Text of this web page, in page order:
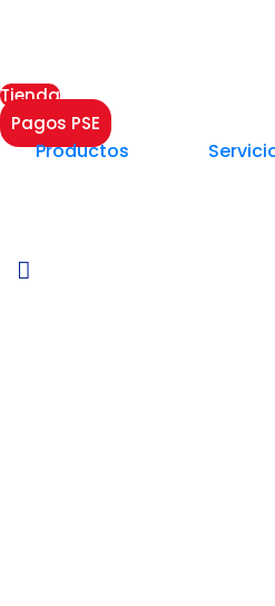
Tienda
Pagos PSE
Productos